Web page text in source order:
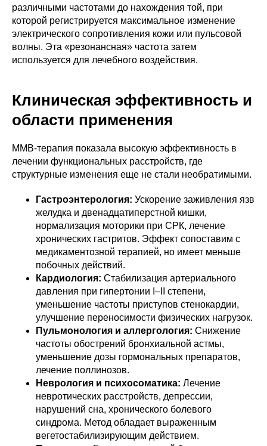
различными частотами до нахождения той, при
которой регистрируется максимальное изменение
электрического сопротивления кожи или пульсовой
волны. Эта «резонансная» частота затем
используется для лечебного воздействия.
Клиническая эффективность и
области применения
ММВ-терапия показала высокую эффективность в
лечении функциональных расстройств, где
структурные изменения еще не стали необратимыми.
Гастроэнтерология: Ускорение заживления язв
желудка и двенадцатиперстной кишки,
нормализация моторики при СРК, лечение
хронических гастритов. Эффект сопоставим с
медикаментозной терапией, но имеет меньше
побочных действий.
Кардиология: Стабилизация артериального
давления при гипертонии I–II степени,
уменьшение частоты приступов стенокардии,
улучшение переносимости физических нагрузок.
Пульмонология и аллергология: Снижение
частоты обострений бронхиальной астмы,
уменьшение дозы гормональных препаратов,
лечение поллинозов.
Неврология и психосоматика: Лечение
невротических расстройств, депрессии,
нарушений сна, хронического болевого
синдрома. Метод обладает выраженным
вегетостабилизирующим действием.